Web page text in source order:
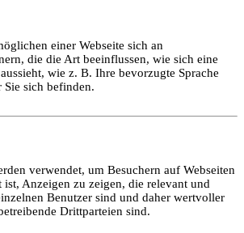
einer Webseite sich an
die die Art beeinflussen, wie sich eine
wie z. B. Ihre bevorzugte Sprache
sich befinden.
verwendet, um Besuchern auf Webseiten
Anzeigen zu zeigen, die relevant und
Benutzer sind und daher wertvoller
Drittparteien sind.